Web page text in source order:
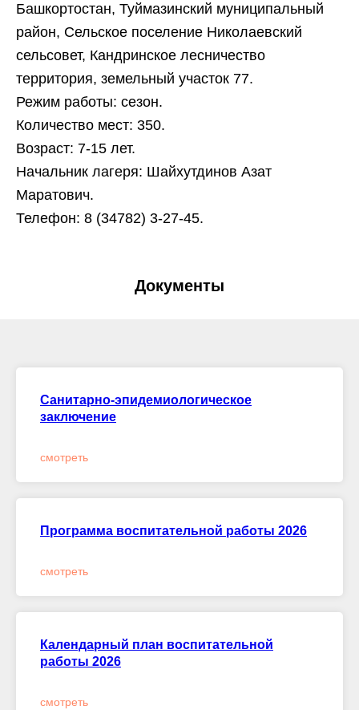
Башкортостан, Туймазинский муниципальный
район, Сельское поселение Николаевский
сельсовет, Кандринское лесничество
территория, земельный участок 77.
Режим работы: сезон.
Количество мест: 350.
Возраст: 7-15 лет.
Начальник лагеря: Шайхутдинов Азат
Маратович.
Телефон: 8 (34782) 3-27-45.
Документы
Санитарно-эпидемиологическое
заключение
смотреть
Программа воспитательной работы 2026
смотреть
Календарный план воспитательной
работы 2026
смотреть